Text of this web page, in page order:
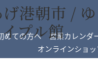
めての方へ 営業カレンダ
オンラインショッ
港朝市 /
プル館